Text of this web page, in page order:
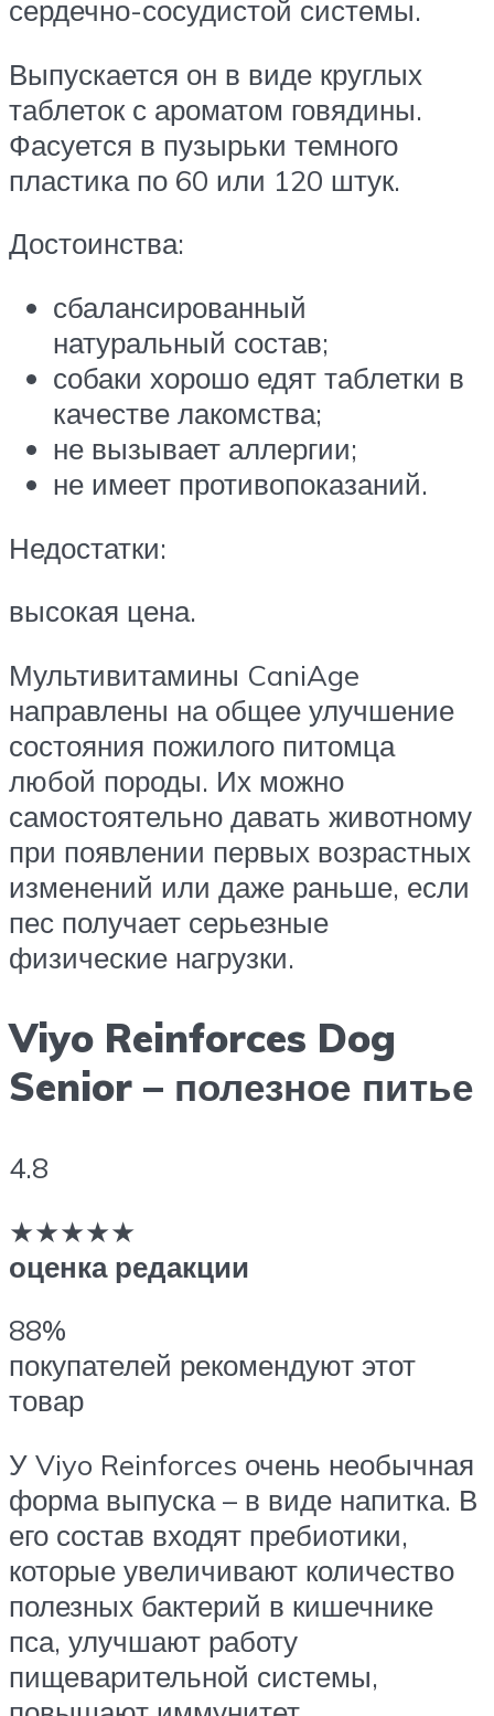
сердечно-сосудистой системы.
Выпускается он в виде круглых
таблеток с ароматом говядины.
Фасуется в пузырьки темного
пластика по 60 или 120 штук.
Достоинства:
сбалансированный
натуральный состав;
собаки хорошо едят таблетки в
качестве лакомства;
не вызывает аллергии;
не имеет противопоказаний.
Недостатки:
высокая цена.
Мультивитамины CaniAge
направлены на общее улучшение
состояния пожилого питомца
любой породы. Их можно
самостоятельно давать животному
при появлении первых возрастных
изменений или даже раньше, если
пес получает серьезные
физические нагрузки.
Viyo Reinforces Dog
Senior – полезное питье
4.8
★★★★★
оценка редакции
88%
покупателей рекомендуют этот
товар
У Viyo Reinforces очень необычная
форма выпуска – в виде напитка. В
его состав входят пребиотики,
которые увеличивают количество
полезных бактерий в кишечнике
пса, улучшают работу
пищеварительной системы,